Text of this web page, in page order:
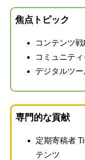
焦点トピック
コンテンツ戦
コミュニティ
デジタルツ
専門的な貢献
定期寄稿者
テンツ